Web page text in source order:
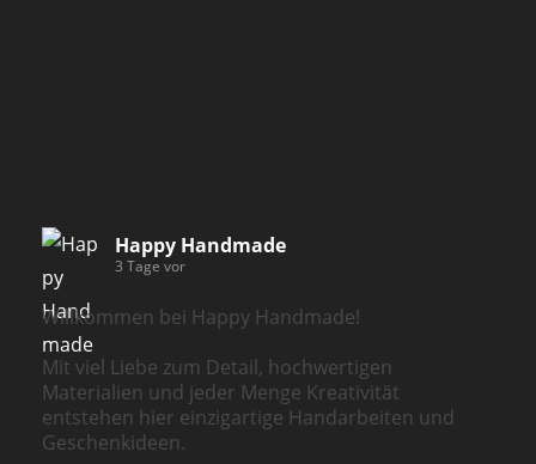
Happy Handmade
3 Tage vor
Willkommen bei Happy Handmade!
Mit viel Liebe zum Detail, hochwertigen
Materialien und jeder Menge Kreativität
entstehen hier einzigartige Handarbeiten und
Geschenkideen.